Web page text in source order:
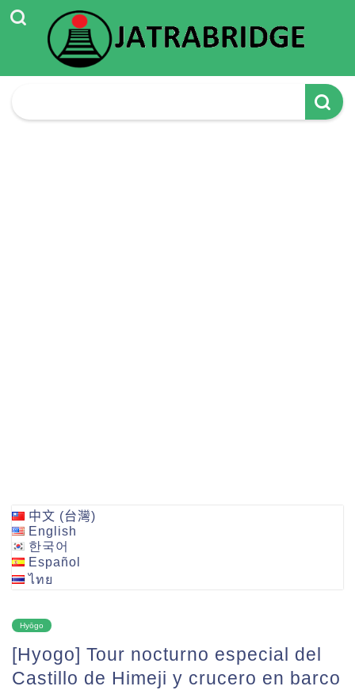
中文 (台灣)
English
한국어
Español
ไทย
Hyōgo
[Hyogo] Tour nocturno especial del
Castillo de Himeji y crucero en barco